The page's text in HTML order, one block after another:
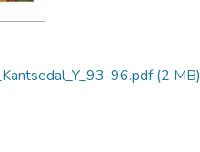
96.pdf(2 MB)